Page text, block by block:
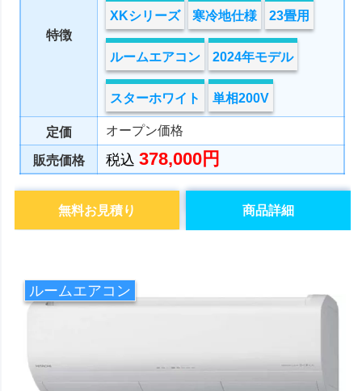
特徴
XKシリーズ 寒冷地仕様 23畳用
ルームエアコン 2024年モデル
スターホワイト 単相200V
定価 オープン価格
販売価格 税込378,000円
商品詳細
無料お見積り
ルームエアコン